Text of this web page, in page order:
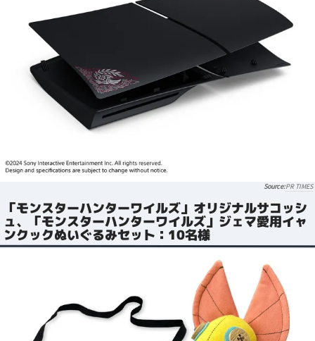
PR TIMES
「モンスターハンターワイルズ」オリジナルサコッシ
ュ、「モンスターハンターワイルズ」ジェマ愛用イャ
ンクックぬいぐるみセット：10名様